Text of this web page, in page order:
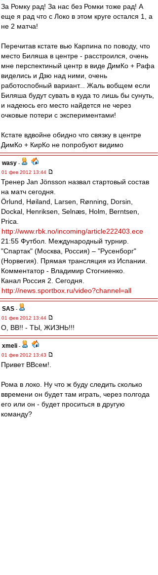
За Ромку рад! За нас без Ромки тоже рад! А
еще я рад что с Локо в этом круге остался 1, а
не 2 матча!
Перечитав кстате вью Карпина по поводу, что
место Биляша в центре - расстроился, очень
мне перспектиный центр в виде ДимКо + Рафа
виделись и Дзю над ними, очень
работоспобный вариант... Жаль вобщем если
Биляша будут сувать в куда то лишь бы сунуть,
и надеюсь его место найдется не через
очковые потери с экспериментами!
Кстате вдвойне обидно что связку в центре
ДимКо + КирКо не попробуют видимо
wasy -
01 фев 2012 13:44
Тренер Jan Jönsson назвал стартовый состав
на матч сегодня.
Örlund, Høiland, Larsen, Rønning, Dorsin,
Dockal, Henriksen, Selnæs, Holm, Berntsen,
Prica.
http://www.rbk.no/incoming/article222403.ece
21:55 Футбол. Международный турнир.
"Спартак" (Москва, Россия) – "Русенборг"
(Норвегия). Прямая трансляция из Испании.
Комментатор - Владимир Стогниенко.
Канал Россия 2. Сегодня.
http://news.sportbox.ru/video?channel=all
SAS -
01 фев 2012 13:44
О, ВВ!! - ТЫ, ЖИЗНЬ!!!
xmeli -
01 фев 2012 13:43
Привет ВВсем!.
Рома в локо. Ну что ж буду следить сколько
ввремени он будет там играть, через полгода
его или он - будет проситься в другую
команду?